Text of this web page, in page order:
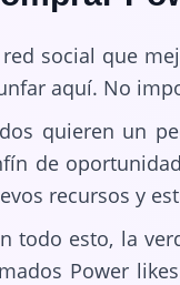
red social que
aquí. No
quieren un
de
recursos y
todo esto, la
Power